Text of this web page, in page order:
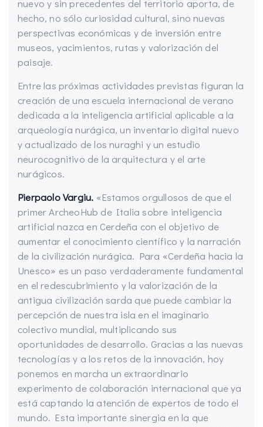
nuevo y sin precedentes del territorio aporta, de
hecho, no sólo curiosidad cultural, sino nuevas
perspectivas económicas y de inversión entre
museos, yacimientos, rutas y valorización del
paisaje.
Entre las próximas actividades previstas figuran la
creación de una escuela internacional de verano
dedicada a la inteligencia artificial aplicable a la
arqueología nurágica, un inventario digital nuevo
y actualizado de los nuraghi y un estudio
neurocognitivo de la arquitectura y el arte
nurágicos.
Pierpaolo Vargiu. «Estamos orgullosos de que el
primer ArcheoHub de Italia sobre inteligencia
artificial nazca en Cerdeña con el objetivo de
aumentar el conocimiento científico y la narración
de la civilización nurágica. Para «Cerdeña hacia la
Unesco» es un paso verdaderamente fundamental
en el redescubrimiento y la valorización de la
antigua civilización sarda que puede cambiar la
percepción de nuestra isla en el imaginario
colectivo mundial, multiplicando sus
oportunidades de desarrollo. Gracias a las nuevas
tecnologías y a los retos de la innovación, hoy
ponemos en marcha un extraordinario
experimento de colaboración internacional que ya
está captando la atención de expertos de todo el
mundo. Esta importante sinergia en la que